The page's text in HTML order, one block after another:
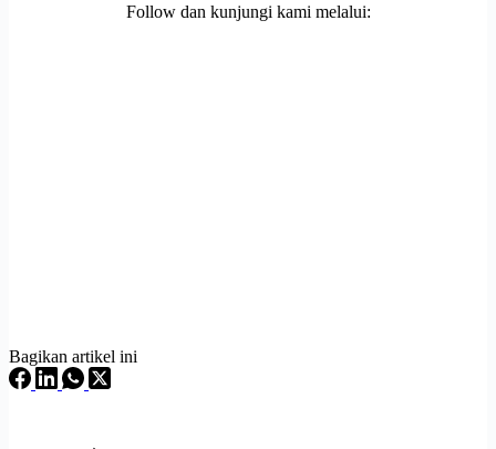
Follow dan kunjungi kami melalui:
Bagikan artikel ini